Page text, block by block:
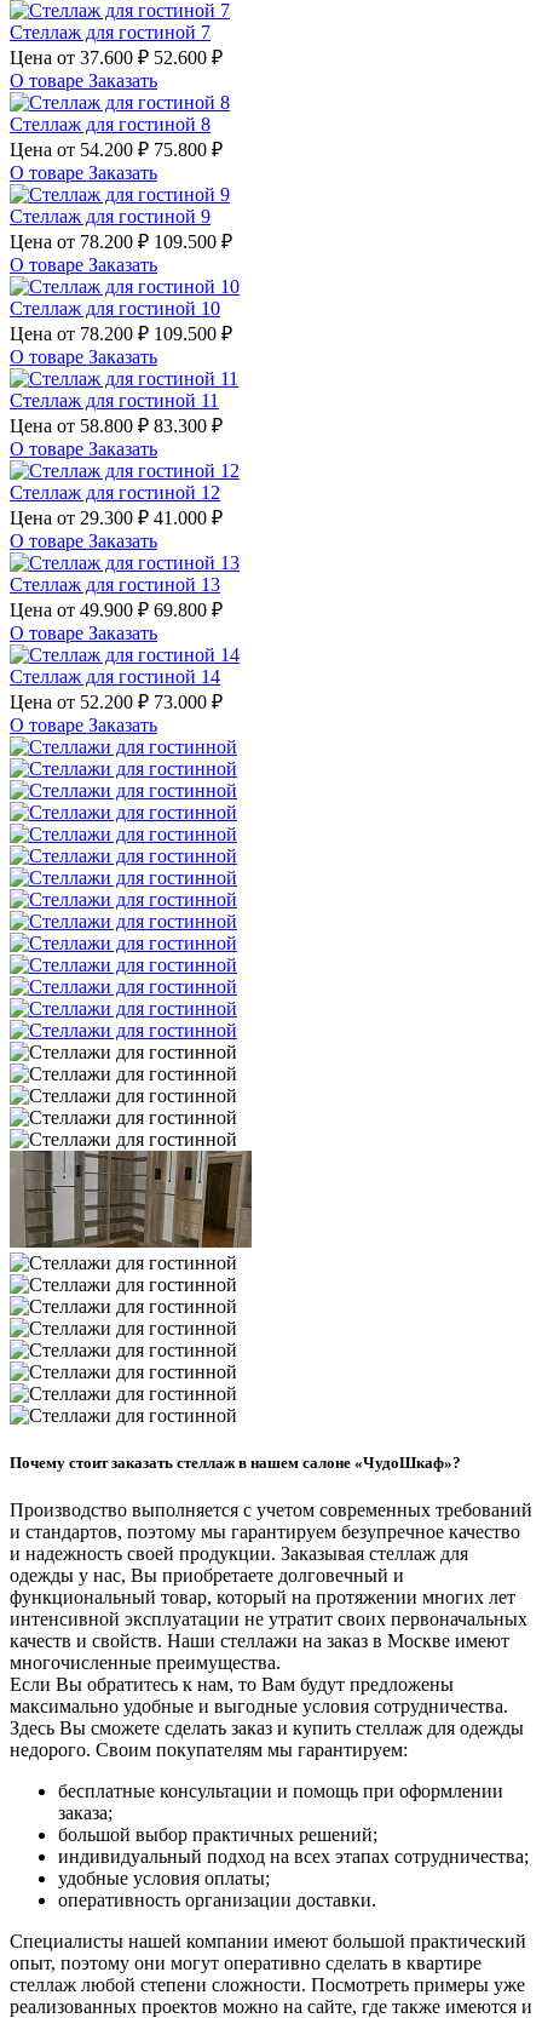
Стеллаж для гостиной 7
Цена от 37.600 ₽ 52.600 ₽
О товаре Заказать
Стеллаж для гостиной 8
Цена от 54.200 ₽ 75.800 ₽
О товаре Заказать
Стеллаж для гостиной 9
Цена от 78.200 ₽ 109.500 ₽
О товаре Заказать
Стеллаж для гостиной 10
Цена от 78.200 ₽ 109.500 ₽
О товаре Заказать
Стеллаж для гостиной 11
Цена от 58.800 ₽ 83.300 ₽
О товаре Заказать
Стеллаж для гостиной 12
Цена от 29.300 ₽ 41.000 ₽
О товаре Заказать
Стеллаж для гостиной 13
Цена от 49.900 ₽ 69.800 ₽
О товаре Заказать
Стеллаж для гостиной 14
Цена от 52.200 ₽ 73.000 ₽
О товаре Заказать
Почему стоит заказать стеллаж в нашем салоне «ЧудоШкаф»?
Производство выполняется с учетом современных требований
и стандартов, поэтому мы гарантируем безупречное качество
и надежность своей продукции. Заказывая стеллаж для
одежды у нас, Вы приобретаете долговечный и
функциональный товар, который на протяжении многих лет
интенсивной эксплуатации не утратит своих первоначальных
качеств и свойств. Наши стеллажи на заказ в Москве имеют
многочисленные преимущества.
Если Вы обратитесь к нам, то Вам будут предложены
максимально удобные и выгодные условия сотрудничества.
Здесь Вы сможете сделать заказ и купить стеллаж для одежды
недорого. Своим покупателям мы гарантируем:
бесплатные консультации и помощь при оформлении
заказа;
большой выбор практичных решений;
индивидуальный подход на всех этапах сотрудничества;
удобные условия оплаты;
оперативность организации доставки.
Специалисты нашей компании имеют большой практический
опыт, поэтому они могут оперативно сделать в квартире
стеллаж любой степени сложности. Посмотреть примеры уже
реализованных проектов можно на сайте, где также имеются и